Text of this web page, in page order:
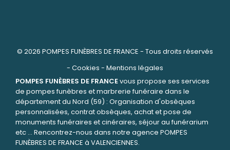
© 2026 POMPES FUNÈBRES DE FRANCE - Tous droits réservés
- Cookies - Mentions légales
POMPES FUNÈBRES DE FRANCEvous propose ses services
de pompes funèbres et marbrerie funéraire dans le
département du Nord (59) : Organisation d'obsèques
personnalisées, contrat obsèques, achat et pose de
monuments funéraires et cinéraires, séjour au funérarium
etc ... Rencontrez-nous dans notre agence POMPES
FUNÈBRES DE FRANCE à VALENCIENNES.